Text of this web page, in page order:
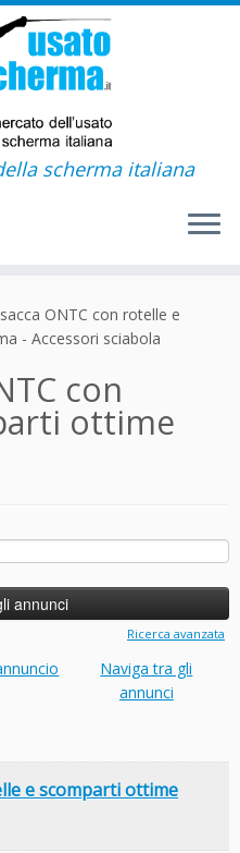
scherma italiana
ONTC con rotelle e
- Accessori sciabola
con
ottime
Ricerca avanzata
Naviga tra gli
annunci
e scomparti ottime